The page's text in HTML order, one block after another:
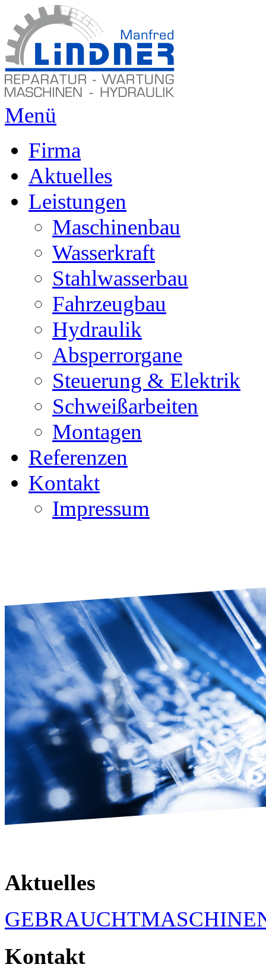
Menü
Firma
Aktuelles
Leistungen
Maschinenbau
Wasserkraft
Stahlwasserbau
Fahrzeugbau
Hydraulik
Absperrorgane
Steuerung & Elektrik
Schweißarbeiten
Montagen
Referenzen
Kontakt
Impressum
Aktuelles
Kontakt